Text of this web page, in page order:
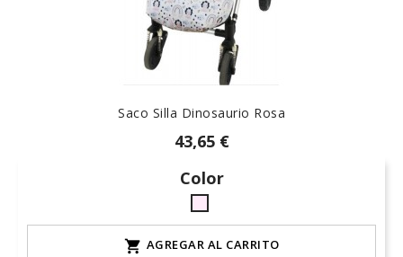
Saco Silla Dinosaurio Rosa
43,65 €
Color
rosa-
15
 AGREGAR AL CARRITO